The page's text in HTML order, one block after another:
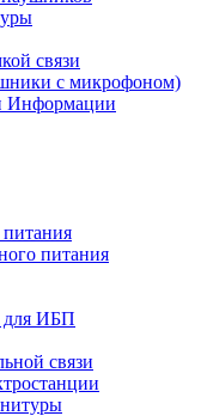
связи
с микрофоном)
Информации
питания
для ИБП
связи